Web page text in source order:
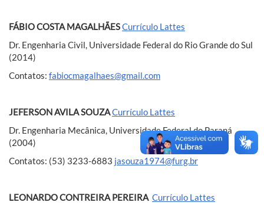
FÁBIO COSTA MAGALHÃESCurrículo Lattes
Dr. Engenharia Civil, Universidade Federal do Rio Grande do Sul
(2014)
Contatos: fabiocmagalhaes@gmail.com
JEFERSON AVILA SOUZACurrículo Lattes
Dr. Engenharia Mecânica, Universidade Federal do Paraná
(2004)
Contatos: (53) 3233-6883 jasouza1974@furg.br
LEONARDO CONTREIRA PEREIRA Currículo Lattes